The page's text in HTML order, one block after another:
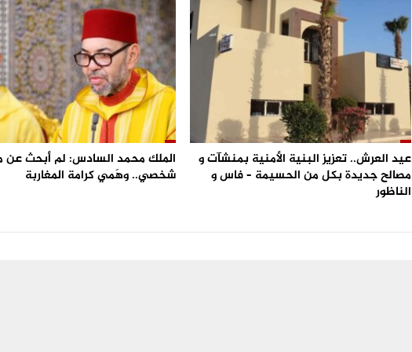
عيد العرش.. تعزيز البنية الأمنية بمنشآت و
مصالح جديدة بكل من الحسيمة – فاس و
الناظور
الملك محمد السادس: لم أبحث عن
شخصي.. وهَمي كرامة المغاربة